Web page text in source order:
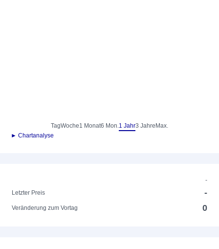
TagWoche1 Monat6 Mon.1 Jahr3 Jahre Max.
► Chartanalyse
-
Letzter Preis
-
Veränderung zum Vortag 0